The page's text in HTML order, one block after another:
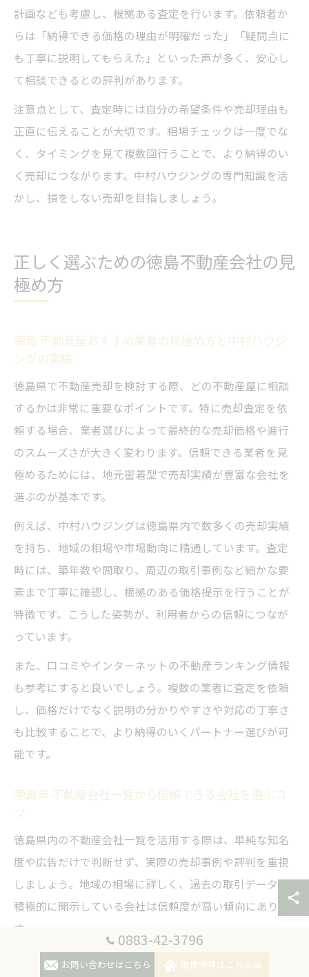
計画なども考慮し、根拠ある査定を行います。依頼者か
らは「納得できる価格の理由が明確だった」「疑問点に
も丁寧に説明してもらえた」といった声が多く、安心し
て相談できるとの評判があります。
注意点として、査定時には自分の希望条件や売却理由も
正直に伝えることが大切です。相場チェックは一度でな
く、タイミングを見て複数回行うことで、より納得のい
く売却につながります。中村ハウジングの専門知識を活
かし、損をしない売却を目指しましょう。
正しく選ぶための徳島不動産会社の見
極め方
徳島 不動産屋おすすめ業者の見極め方と中村ハウジ
ングの実績
徳島県で不動産売却を検討する際、どの不動産屋に相談
するかは非常に重要なポイントです。特に売却査定を依
頼する場合、業者選びによって最終的な売却価格や進行
のスムーズさが大きく変わります。信頼できる業者を見
極めるためには、地元密着型で売却実績が豊富な会社を
選ぶのが基本です。
例えば、中村ハウジングは徳島県内で数多くの売却実績
を持ち、地域の相場や市場動向に精通しています。査定
時には、築年数や間取り、周辺の取引事例など細かな要
素まで丁寧に確認し、根拠のある価格提示を行うことが
特徴です。こうした姿勢が、利用者からの信頼につなが
っています。
また、口コミやインターネットの不動産ランキング情報
も参考にすると良いでしょう。複数の業者に査定を依頼
し、価格だけでなく説明の分かりやすさや対応の丁寧さ
も比較することで、より納得のいくパートナー選びが可
能です。
徳島県 不動産会社一覧から信頼できる会社を選ぶコ
ツ
徳島県内の不動産会社一覧を活用する際は、単純な知名
度や広告だけで判断せず、実際の売却事例や評判を重視
しましょう。地域の相場に詳しく、過去の取引データを
積極的に開示している会社は信頼度が高い傾向にありま
す。
不動産会社選びで特に重要なのは、担当者がどれだけ親
0883-42-3796
お問い合わせはこちら 取扱物件はこちら